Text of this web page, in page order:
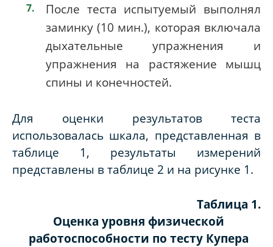
После теста испытуемый выполнял
заминку (10 мин.), которая включала
дыхательные упражнения и
упражнения на растяжение мышц
спины и конечностей.
Для оценки результатов теста
использовалась шкала, представленная в
таблице 1, результаты измерений
представлены в таблице 2 и на рисунке 1.
Таблица 1.
Оценка уровня физической
работоспособности по тесту Купера